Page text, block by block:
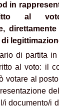
in
al
di partita
al voto: il
votare al
del
i documento/i